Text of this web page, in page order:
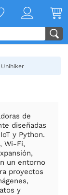
Unihiker
de
diseñadas
y Python.
Wi-Fi,
un entorno
proyectos
y